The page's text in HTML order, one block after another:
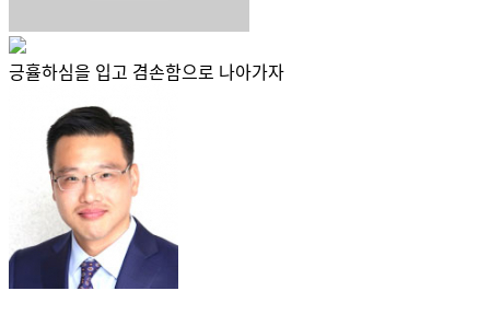
긍휼하심을 입고 겸손함으로 나아가자